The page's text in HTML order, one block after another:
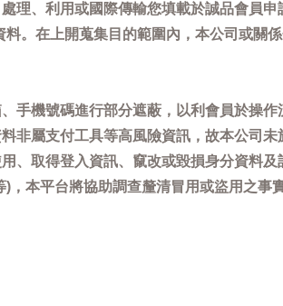
理、利用或國際傳輸您填載於誠品會員
。在上開蒐集目的範圍內，本公司或關
手機號碼進行部分遮蔽，以利會員於操
非屬支付工具等高風險資訊，故本公司
、取得登入資訊、竄改或毀損身分資料
本平台將協助調查釐清冒用或盜用之事